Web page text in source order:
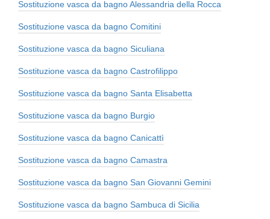
Sostituzione vasca da bagno Alessandria della Rocca
Sostituzione vasca da bagno Comitini
Sostituzione vasca da bagno Siculiana
Sostituzione vasca da bagno Castrofilippo
Sostituzione vasca da bagno Santa Elisabetta
Sostituzione vasca da bagno Burgio
Sostituzione vasca da bagno Canicattì
Sostituzione vasca da bagno Camastra
Sostituzione vasca da bagno San Giovanni Gemini
Sostituzione vasca da bagno Sambuca di Sicilia